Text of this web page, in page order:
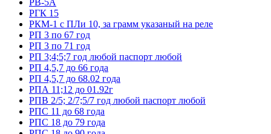
РВ-5А
РГК 15
РКМ-1 с ПЛи 10, за грамм указаный на реле
РП 3 по 67 год
РП 3 по 71 год
РП 3;4;5;7 год любой паспорт любой
РП 4,5,7 до 66 года
РП 4,5,7 до 68.02 года
РПА 11;12 до 01.92г
РПВ 2/5; 2/7;5/7 год любой паспорт любой
РПС 11 до 68 года
РПС 18 до 79 года